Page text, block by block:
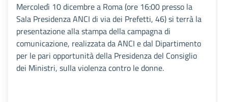
Mercoledì 10 dicembre a Roma (ore 16:00 presso la
Sala Presidenza ANCI di via dei Prefetti, 46) si terrà la
presentazione alla stampa della campagna di
comunicazione, realizzata da ANCI e dal Dipartimento
per le pari opportunità della Presidenza del Consiglio
dei Ministri, sulla violenza contro le donne.